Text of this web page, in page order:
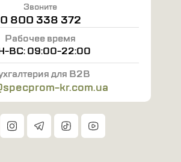
Звоните
0 800 338 372
Рабочее время
ВС: 09:00-22:00
для B2B
kr.com.ua